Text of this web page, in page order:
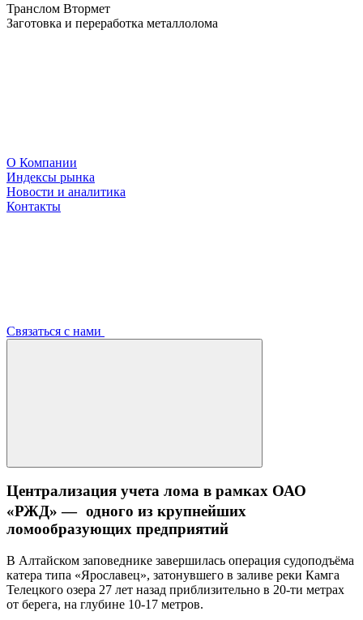
Транслом Втормет
Заготовка и переработка металлолома
О Компании
Индексы рынка
Новости и аналитика
Контакты
Связаться с нами
Централизация учета лома в рамках ОАО
«РЖД» — одного из крупнейших
ломообразующих предприятий
В Алтайском заповеднике завершилась операция судоподъёма
катера типа «Ярославец», затонувшего в заливе реки Камга
Телецкого озера 27 лет назад приблизительно в 20-ти метрах
от берега, на глубине 10-17 метров.